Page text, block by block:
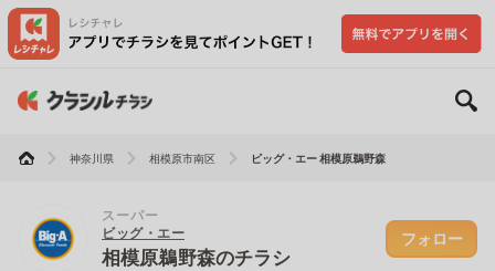
神奈川県 相模原市南区 ビッグ・エー 相模原鵜野森
スーパー
ビッグ・エー
相模原鵜野森のチラシ
フォロー